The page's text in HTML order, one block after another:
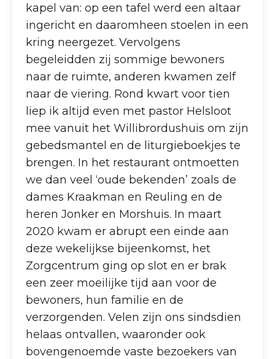
kapel van: op een tafel werd een altaar
ingericht en daaromheen stoelen in een
kring neergezet. Vervolgens
begeleidden zij sommige bewoners
naar de ruimte, anderen kwamen zelf
naar de viering. Rond kwart voor tien
liep ik altijd even met pastor Helsloot
mee vanuit het Willibrordushuis om zijn
gebedsmantel en de liturgieboekjes te
brengen. In het restaurant ontmoetten
we dan veel ‘oude bekenden’ zoals de
dames Kraakman en Reuling en de
heren Jonker en Morshuis. In maart
2020 kwam er abrupt een einde aan
deze wekelijkse bijeenkomst, het
Zorgcentrum ging op slot en er brak
een zeer moeilijke tijd aan voor de
bewoners, hun familie en de
verzorgenden. Velen zijn ons sindsdien
helaas ontvallen, waaronder ook
bovengenoemde vaste bezoekers van